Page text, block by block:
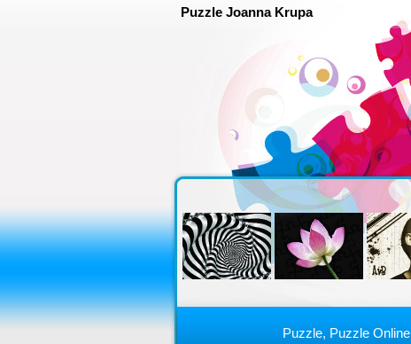
Puzzle Joanna Krupa
Puzzle, Puzzle Online